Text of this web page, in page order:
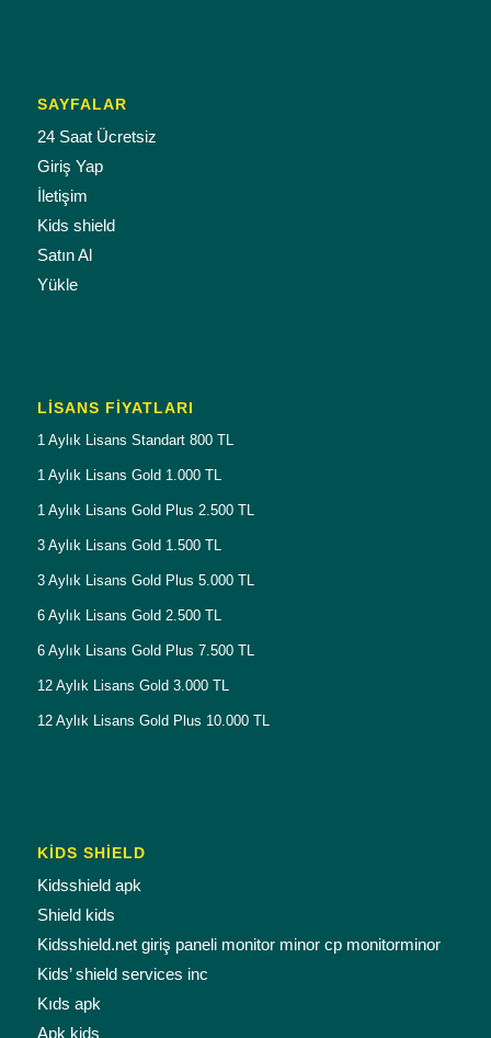
SAYFALAR
24 Saat Ücretsiz
Giriş Yap
İletişim
Kids shield
Satın Al
Yükle
LISANS FIYATLARI
1 Aylık Lisans Standart 800 TL
1 Aylık Lisans Gold 1.000 TL
1 Aylık Lisans Gold Plus 2.500 TL
3 Aylık Lisans Gold 1.500 TL
3 Aylık Lisans Gold Plus 5.000 TL
6 Aylık Lisans Gold 2.500 TL
6 Aylık Lisans Gold Plus 7.500 TL
12 Aylık Lisans Gold 3.000 TL
12 Aylık Lisans Gold Plus 10.000 TL
KİDS SHİELD
Kidsshield apk
Shield kids
Kidsshield.net giriş paneli monitor minor cp monitorminor
Kids’ shield services inc
Kıds apk
Apk kids